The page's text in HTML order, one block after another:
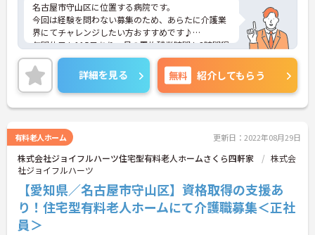
名古屋市守山区に位置する病院です。
今回は経験を問わない募集のため、あらたに介護業
界にてチャレンジしたい方おすすめです♪
年間休日も115日あり、月の平均残業時間も3時間程
度のため、無理なくお仕事ができます。
ご興味をお持ちの方には詳細の情報や面接のポイン
トをお伝えしますのでお気軽にお問い合わせくださ
いませ。
詳細を見る 無料 紹介してもらう
有料老人ホーム 更新日：2022年08月29日
株式会社ジョイフルハーツ住宅型有料老人ホームさくら四軒家
株式会
社ジョイフルハーツ
【愛知県／名古屋市守山区】資格取得の支援あ
り！住宅型有料老人ホームにて介護職募集＜正社
員＞